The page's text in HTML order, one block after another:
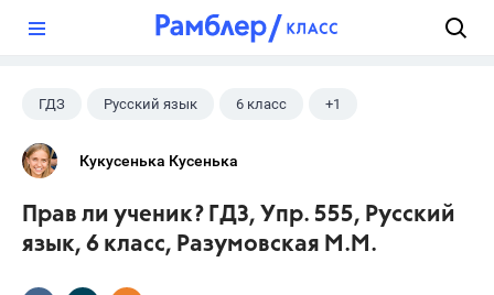
ГДЗ Русский язык 6 класс +1
Разумовская М.М.
Кукусенька Кусенька
Прав ли ученик? ГДЗ, Упр. 555, Русский
язык, 6 класс, Разумовская М.М.